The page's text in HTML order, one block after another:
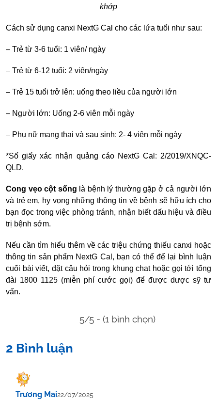
khớp
Cách sử dụng canxi NextG Cal cho các lứa tuổi như sau:
– Trẻ từ 3-6 tuổi: 1 viên/ ngày
– Trẻ từ 6-12 tuổi: 2 viên/ngày
– Trẻ 15 tuổi trở lên: uống theo liều của người lớn
– Người lớn: Uống 2-6 viên mỗi ngày
– Phụ nữ mang thai và sau sinh: 2- 4 viên mỗi ngày
*Số giấy xác nhận quảng cáo NextG Cal: 2/2019/XNQC-
QLD.
Cong vẹo cột sống là bệnh lý thường gặp ở cả người lớn
và trẻ em, hy vọng những thông tin về bệnh sẽ hữu ích cho
bạn đọc trong việc phòng tránh, nhận biết dấu hiệu và điều
trị bệnh sớm.
Nếu cần tìm hiểu thêm về các triệu chứng thiếu canxi hoặc
thông tin sản phẩm NextG Cal, bạn có thể để lại bình luận
cuối bài viết, đặt câu hỏi trong khung chat hoặc gọi tới tổng
đài 1800 1125 (miễn phí cước gọi) để được dược sỹ tư
vấn.
5/5 - (1 bình chọn)
2 Bình luận
Trương Mai22/07/2025